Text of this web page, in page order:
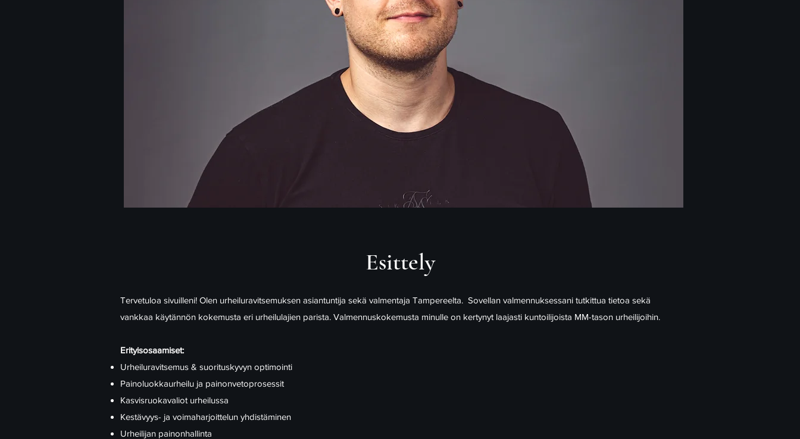
Esittely
Tervetuloa sivuilleni! Olen urheiluravitsemuksen asiantuntija sekä valmentaja Tampereelta. Sovellan valmennuksessani tutkittua tietoa sekä
vankkaa käytännön kokemusta eri urheilulajien parista. Valmennuskokemusta minulle on kertynyt laajasti kuntoilijoista MM-tason urheilijoihin.
Erityisosaamiset:
Urheiluravitsemus & suorituskyvyn optimointi
Painoluokkaurheilu ja painonvetoprosessit
Kasvisruokavaliot urheilussa
Kestävyys- ja voimaharjoittelun yhdistäminen
Urheilijan painonhallinta